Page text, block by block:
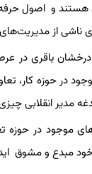
هستند و اصول
از
باقری در
در حوزه کار،
مدیر انقلابی
موجود در حوزه‌
مبدع و مشوق